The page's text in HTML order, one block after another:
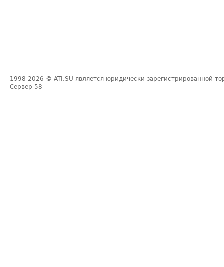
1998-2026 © ATI.SU является юридически зарегистрированной
Сервер 58